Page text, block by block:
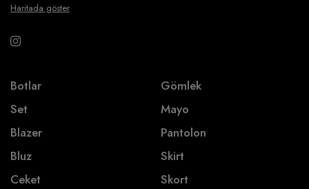
Haritada göster
Botlar
Set
Blazer
Bluz
Ceket
Gömlek
Mayo
Pantolon
Skirt
Skort